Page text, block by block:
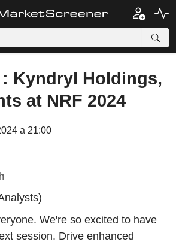
Kyndryl Holdings,
at NRF 2024
a 21:00
We're so excited to have
session. Drive enhanced